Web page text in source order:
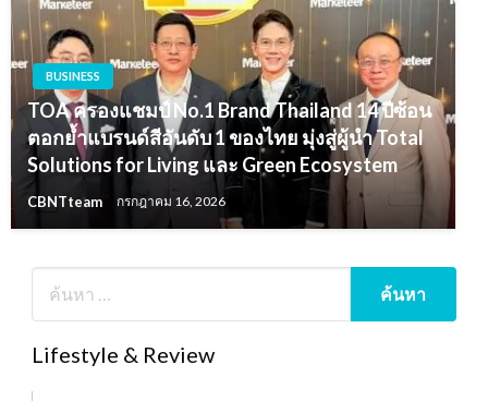
BUSINESS
TOA ครองแชมป์ No.1 Brand Thailand 14 ปีซ้อน
ตอกย้ำแบรนด์สีอันดับ 1 ของไทย มุ่งสู่ผู้นำ Total
Solutions for Living และ Green Ecosystem
CBNTteam กรกฎาคม 16, 2026
Lifestyle & Review